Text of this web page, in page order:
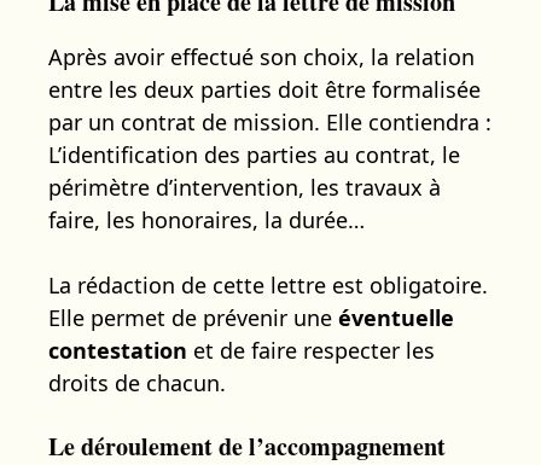
Après avoir effectué son choix, la relation
entre les deux parties doit être formalisée
par un contrat de mission. Elle contiendra :
L’identification des parties au contrat, le
périmètre d’intervention, les travaux à
faire, les honoraires, la durée…
La rédaction de cette lettre est obligatoire.
Elle permet de prévenir une éventuelle
contestation et de faire respecter les
droits de chacun.
Le déroulement de l’accompagnement